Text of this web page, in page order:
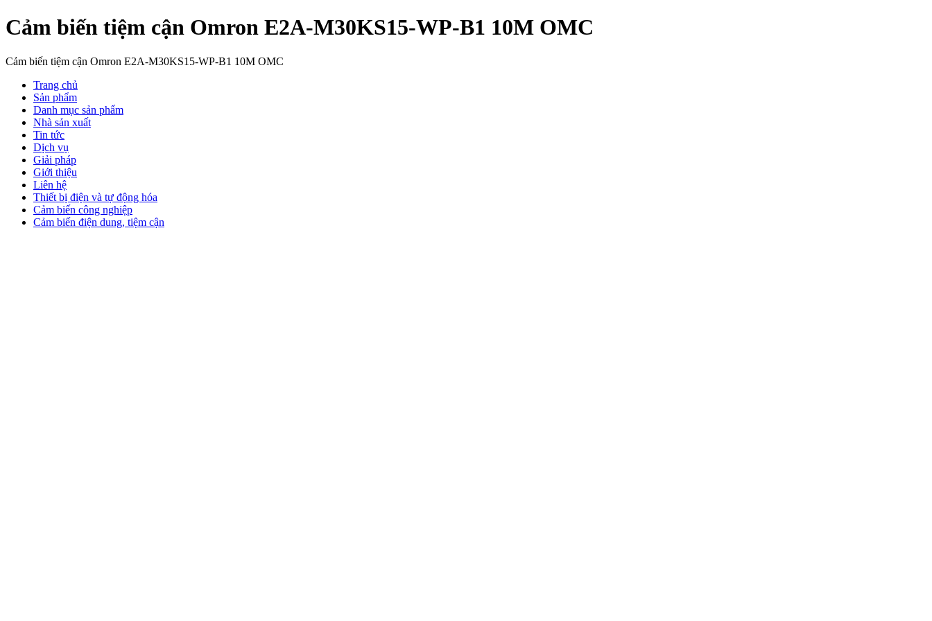
Cảm biến tiệm cận Omron E2A-M30KS15-WP-B1 10M OMC
Cảm biến tiệm cận Omron E2A-M30KS15-WP-B1 10M OMC
Trang chủ
Sản phẩm
Danh mục sản phẩm
Nhà sản xuất
Tin tức
Dịch vụ
Giải pháp
Giới thiệu
Liên hệ
Thiết bị điện và tự động hóa
Cảm biến công nghiệp
Cảm biến điện dung, tiệm cận